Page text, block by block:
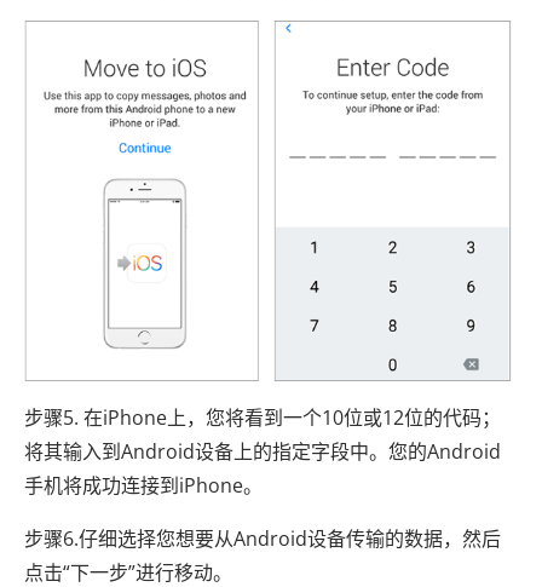
步骤5. 在iPhone上，您将看到一个10位或12位的代码；
将其输入到Android设备上的指定字段中。您的Android
手机将成功连接到iPhone。
步骤6.仔细选择您想要从Android设备传输的数据，然后
点击“下一步”进行移动。